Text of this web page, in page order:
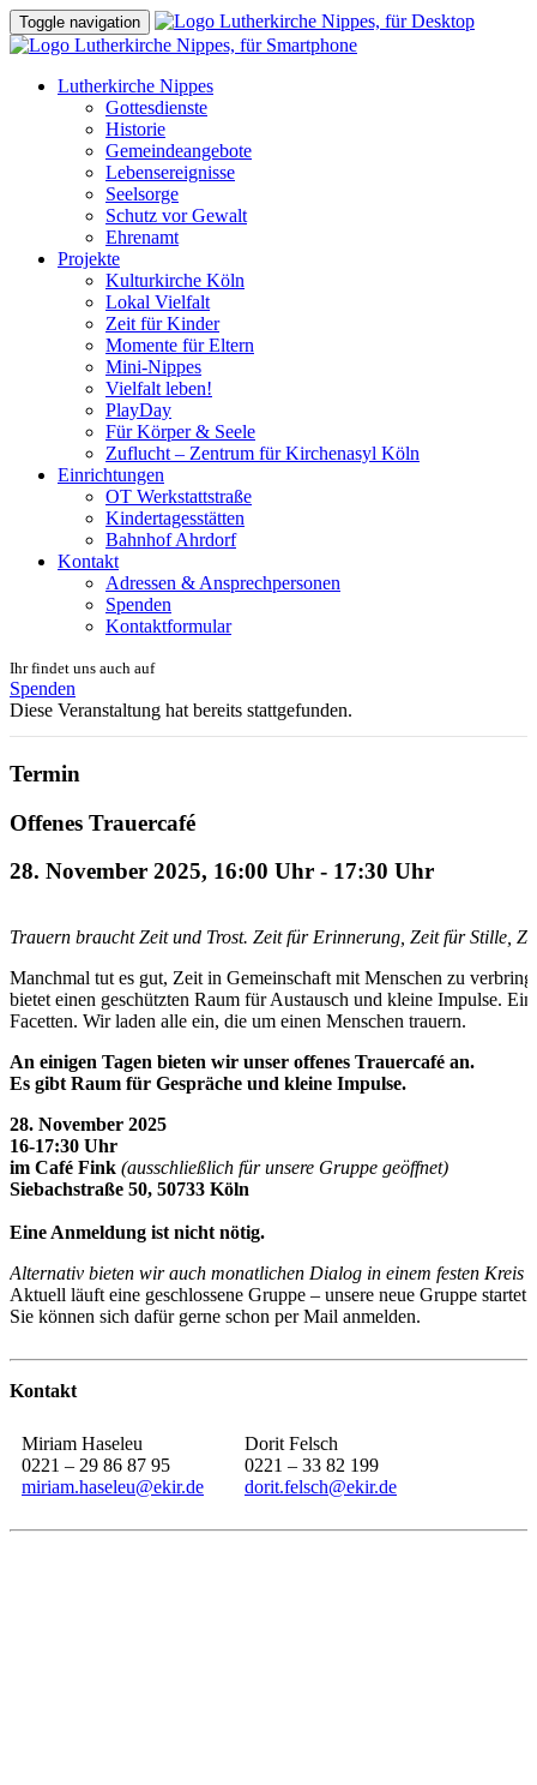
Toggle navigation
Lutherkirche Nippes
Gottesdienste
Historie
Gemeindeangebote
Lebensereignisse
Seelsorge
Schutz vor Gewalt
Ehrenamt
Projekte
Kulturkirche Köln
Lokal Vielfalt
Zeit für Kinder
Momente für Eltern
Mini-Nippes
Vielfalt leben!
PlayDay
Für Körper & Seele
Zuflucht – Zentrum für Kirchenasyl Köln
Einrichtungen
OT Werkstattstraße
Kindertagesstätten
Bahnhof Ahrdorf
Kontakt
Adressen & Ansprechpersonen
Spenden
Kontaktformular
Ihr findet uns auch auf
Spenden
Diese Veranstaltung hat bereits stattgefunden.
Termin
Offenes Trauercafé
28. November 2025, 16:00 Uhr - 17:30 Uhr
Trauern braucht Zeit und Trost. Zeit für Erinnerung, Zeit für Stille,
Manchmal tut es gut, Zeit in Gemeinschaft mit Menschen zu
bietet einen geschützten Raum für Austausch und kleine Impulse.
Facetten. Wir laden alle ein, die um einen Menschen trauern.
An einigen Tagen bieten wir unser offenes Trauercafé an.
Es gibt Raum für Gespräche und kleine Impulse.
28. November 2025
16-17:30 Uhr
im Café Fink (ausschließlich für unsere Gruppe geöffnet)
Siebachstraße 50, 50733 Köln
Eine Anmeldung ist nicht nötig.
Alternativ bieten wir auch monatlichen Dialog in einem festen Kreis
Aktuell läuft eine geschlossene Gruppe – unsere neue Gruppe startet
Sie können sich dafür gerne schon per Mail anmelden.
Kontakt
Miriam Haseleu
0221 – 29 86 87 95
miriam.haseleu@ekir.de
Dorit Felsch
0221 – 33 82 199
dorit.felsch@ekir.de